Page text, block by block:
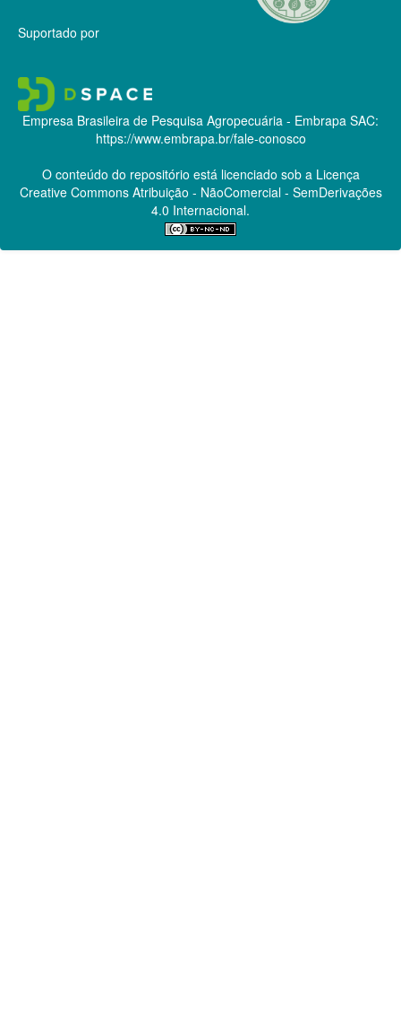
Suportado por
Empresa Brasileira de Pesquisa Agropecuária - Embrapa SAC:
https://www.embrapa.br/fale-conosco
O conteúdo do repositório está licenciado sob a Licença
Creative CommonsAtribuição - NãoComercial - SemDerivações
4.0 Internacional.